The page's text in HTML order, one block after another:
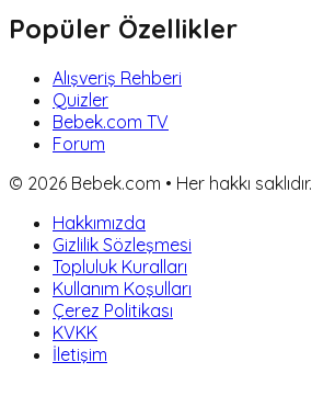
Popüler Özellikler
Alışveriş Rehberi
Quizler
Bebek.com TV
Forum
© 2026 Bebek.com • Her hakkı saklıdır.
Hakkımızda
Gizlilik Sözleşmesi
Topluluk Kuralları
Kullanım Koşulları
Çerez Politikası
KVKK
İletişim